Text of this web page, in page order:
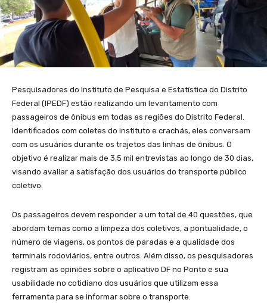
Pesquisadores do Instituto de Pesquisa e Estatística do Distrito
Federal (IPEDF) estão realizando um levantamento com
passageiros de ônibus em todas as regiões do Distrito Federal.
Identificados com coletes do instituto e crachás, eles conversam
com os usuários durante os trajetos das linhas de ônibus. O
objetivo é realizar mais de 3,5 mil entrevistas ao longo de 30 dias,
visando avaliar a satisfação dos usuários do transporte público
coletivo.
Os passageiros devem responder a um total de 40 questões, que
abordam temas como a limpeza dos coletivos, a pontualidade, o
número de viagens, os pontos de paradas e a qualidade dos
terminais rodoviários, entre outros. Além disso, os pesquisadores
registram as opiniões sobre o aplicativo DF no Ponto e sua
usabilidade no cotidiano dos usuários que utilizam essa
ferramenta para se informar sobre o transporte.